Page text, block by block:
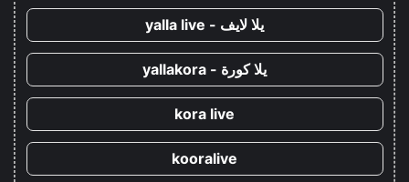
يلا لايف - yalla live
يلا كورة - yallakora
kora live
kooralive